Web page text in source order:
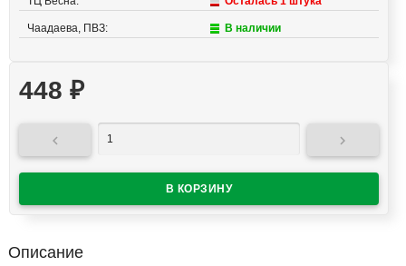
Чаадаева, ПВЗ: В наличии
448 ₽
 
Описание